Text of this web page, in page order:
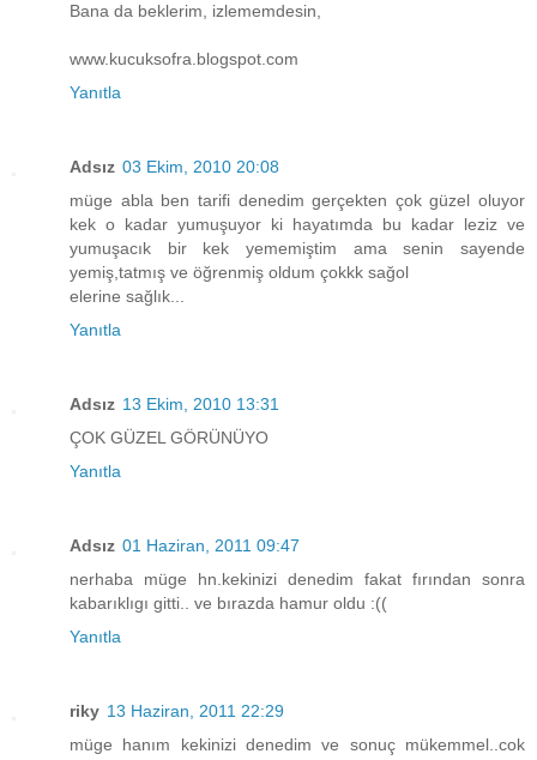
Bana da beklerim, izlememdesin,
www.kucuksofra.blogspot.com
Yanıtla
Adsız 03 Ekim, 2010 20:08
müge abla ben tarifi denedim gerçekten çok güzel oluyor
kek o kadar yumuşuyor ki hayatımda bu kadar leziz ve
yumuşacık bir kek yememiştim ama senin sayende
yemiş,tatmış ve öğrenmiş oldum çokkk sağol
elerine sağlık...
Yanıtla
Adsız 13 Ekim, 2010 13:31
ÇOK GÜZEL GÖRÜNÜYO
Yanıtla
Adsız 01 Haziran, 2011 09:47
nerhaba müge hn.kekinizi denedim fakat fırından sonra
kabarıklıgı gitti.. ve bırazda hamur oldu :((
Yanıtla
riky 13 Haziran, 2011 22:29
müge hanım kekinizi denedim ve sonuç mükemmel..cok